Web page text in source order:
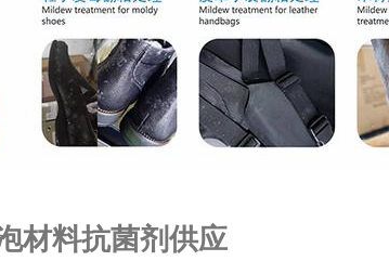
材料抗菌剂供应